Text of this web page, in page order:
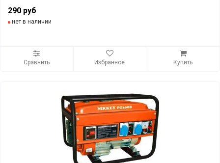
290 руб
нет в наличии
Сравнить Избранное Купить